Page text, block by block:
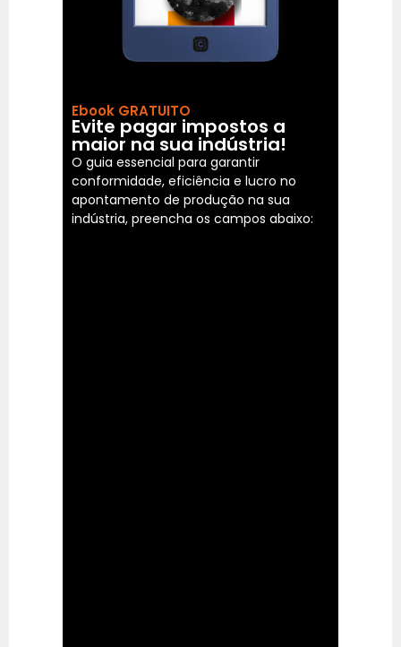
Ebook GRATUITO
Evite pagar impostos a
maior na sua indústria!
O guia essencial para garantir
conformidade, eficiência e lucro no
apontamento de produção na sua
indústria, preencha os campos abaixo: